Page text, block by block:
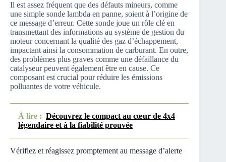
Il est assez fréquent que des défauts mineurs, comme
une simple sonde lambda en panne, soient à l’origine de
ce message d’erreur. Cette sonde joue un rôle clé en
transmettant des informations au système de gestion du
moteur concernant la qualité des gaz d’échappement,
impactant ainsi la consommation de carburant. En outre,
des problèmes plus graves comme une défaillance du
catalyseur peuvent également être en cause. Ce
composant est crucial pour réduire les émissions
polluantes de votre véhicule.
À lire : Découvrez le compact au cœur de 4x4
légendaire et à la fiabilité prouvée
Vérifiez et réagissez promptement au message d’alerte